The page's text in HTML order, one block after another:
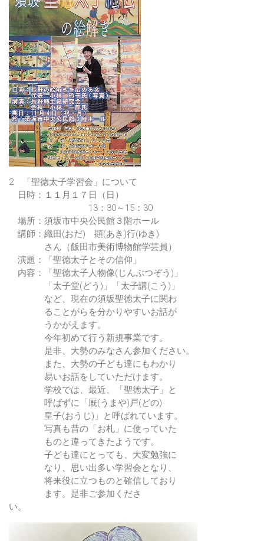
2 「聖徳太子学習会」について
日時：１１月１７日（日）
13：30～15：30
場所：須坂市中央公民館３階ホール
講師：織田(おだ) 顕(あき)行(ゆき)
さん（飯田市美術博物館学芸員）
演題：「聖徳太子とその信仰」
内容：「聖徳太子人物像(じんぶつぞう)」
「太子堂(どう)」「太子講(こう)」
など、現在の須坂聖徳太子に関わ
ることがらを分かりやすいお話が
うかがえます。
今年初めて行う新規事業です。
是非、大勢のみなさん参加ください。
また、大勢の子ども達にもわかり
易いお話をしていただけます。
学校では、最近、「聖徳太子」と
呼ばずに「厩(うまや)戸(どの)
皇子(おうじ)」と呼ばれています。
写真も昔の「お札」に使っていた
ものと違ってきたようです。
子ども達にとっても、大変勉強に
なり、思い出多い学習会となり、
将来役に立つものと確信しており
ます。是非ご参加くださ
い。